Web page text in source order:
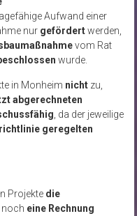
Aufwand einer
nur gefördertwerden,
vom Rat
wurde.
in Monheim nichtzu,
abgerechneten
, da der jeweilige
geregelten
Projektedie
noch eine Rechnung